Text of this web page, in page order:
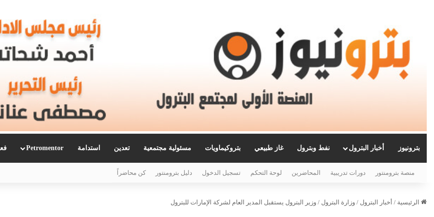
بترونيوز أخبار البترول نفط وبترول غاز طبيعي بتروكيماويات مسئولية مجتمعية تعدين استدامة Petromentor
منصة بترومنتور دورات تدريبية المحاضرين لوحة التحكم تسجيل الدخول دليل بترومنتور كن محاضراً
الرئيسية / أخبار البترول / وزارة البترول / وزير البترول يستقبل المدير العام لشركة الإمارات للبترول